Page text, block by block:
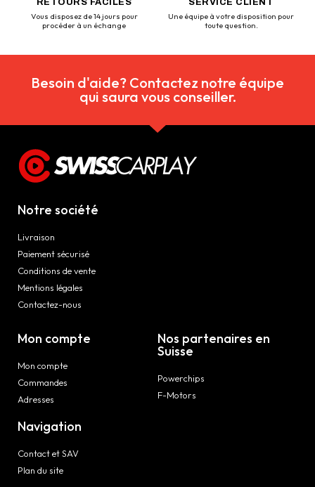
RETOURS FACILES
Vous disposez de 14 jours pour
procéder à un échange
SERVICE CLIENT
Une équipe à votre disposition pour
toute question.
Besoin d'aide? Contactez notre équipe
qui saura vous conseiller.
Notre société
Livraison
Paiement sécurisé
Conditions de vente
Mentions légales
Contactez-nous
Mon compte
Mon compte
Commandes
Adresses
Navigation
Contact et SAV
Plan du site
Nos partenaires en
Suisse
Powerchips
F-Motors